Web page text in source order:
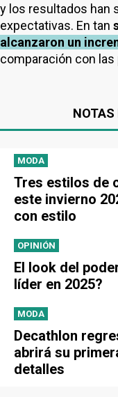
y los resultados han
expectativas. En tan
alcanzaron un
comparación con
NOTAS
MODA
Tres estilos de
este invierno
con estilo
OPINIÓN
El look del
líder en 2025?
MODA
Decathlon
abrirá su
detalles